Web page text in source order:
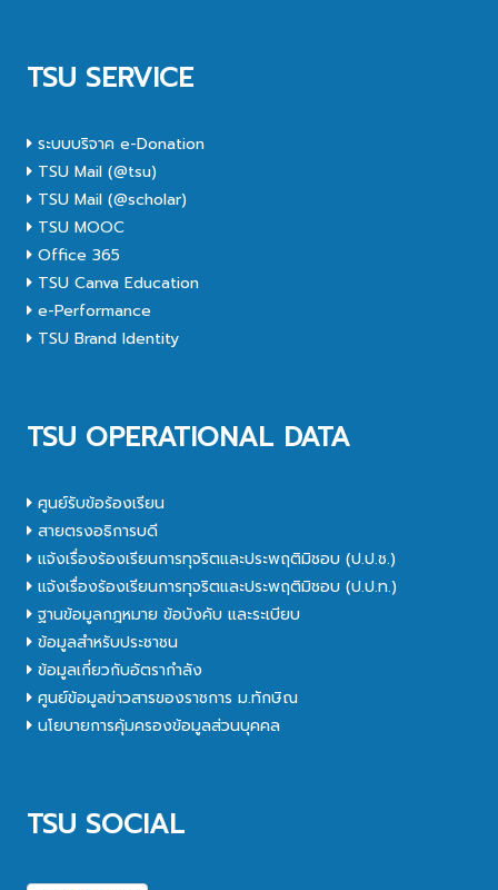
TSU SERVICE
ระบบบริจาค e-Donation
TSU Mail (@tsu)
TSU Mail (@scholar)
TSU MOOC
Office 365
TSU Canva Education
e-Performance
TSU Brand Identity
TSU OPERATIONAL DATA
ศูนย์รับข้อร้องเรียน
สายตรงอธิการบดี
แจ้งเรื่องร้องเรียนการทุจริตและประพฤติมิชอบ (ป.ป.ช.)
แจ้งเรื่องร้องเรียนการทุจริตและประพฤติมิชอบ (ป.ป.ท.)
ฐานข้อมูลกฎหมาย ข้อบังคับ และระเบียบ
ข้อมูลสำหรับประชาชน
ข้อมูลเกี่ยวกับอัตรากำลัง
ศูนย์ข้อมูลข่าวสารของราชการ ม.ทักษิณ
นโยบายการคุ้มครองข้อมูลส่วนบุคคล
TSU SOCIAL